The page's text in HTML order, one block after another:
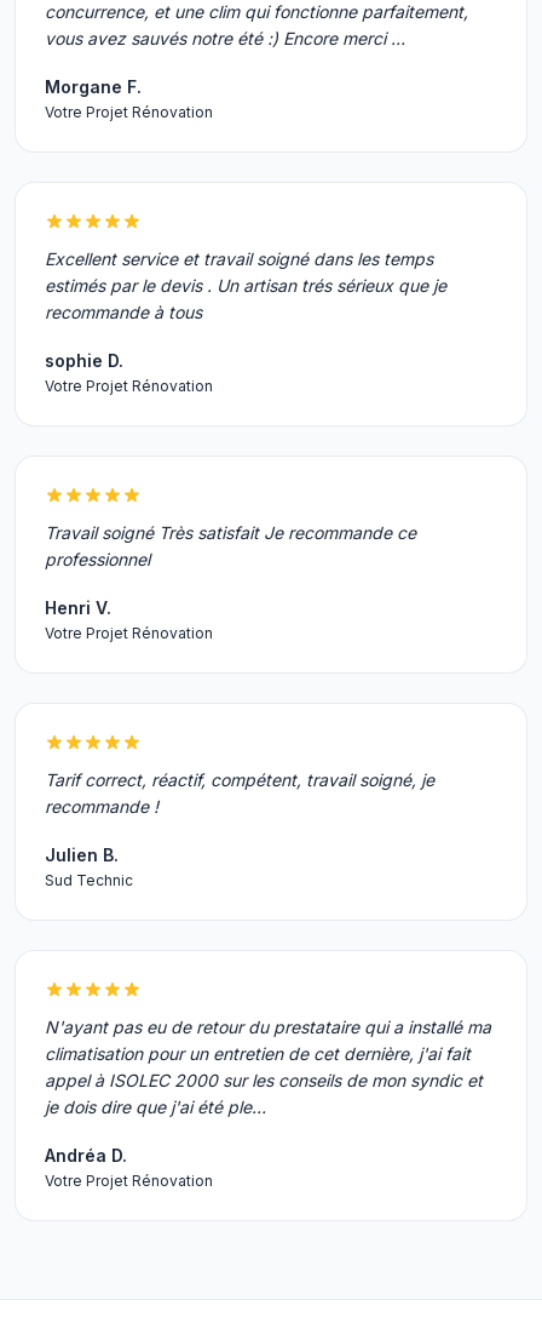
concurrence, et une clim qui fonctionne parfaitement,
vous avez sauvés notre été :) Encore merci …
Morgane F.
Votre Projet Rénovation
Excellent service et travail soigné dans les temps
estimés par le devis . Un artisan trés sérieux que je
recommande à tous
sophie D.
Votre Projet Rénovation
Travail soigné Très satisfait Je recommande ce
professionnel
Henri V.
Votre Projet Rénovation
Tarif correct, réactif, compétent, travail soigné, je
recommande !
Julien B.
Sud Technic
N'ayant pas eu de retour du prestataire qui a installé ma
climatisation pour un entretien de cet dernière, j'ai fait
appel à ISOLEC 2000 sur les conseils de mon syndic et
je dois dire que j'ai été ple…
Andréa D.
Votre Projet Rénovation